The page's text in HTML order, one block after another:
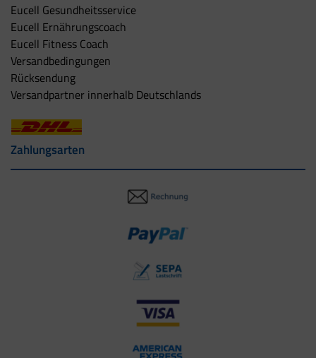
Eucell Gesundheitsservice
Eucell Ernährungscoach
Eucell Fitness Coach
Versandbedingungen
Rücksendung
Versandpartner innerhalb Deutschlands
Zahlungsarten